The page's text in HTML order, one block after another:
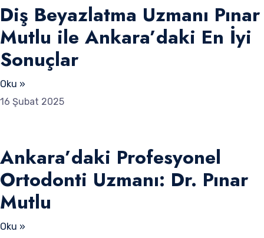
Diş Beyazlatma Uzmanı Pınar
Mutlu ile Ankara’daki En İyi
Sonuçlar
Oku »
16 Şubat 2025
Ankara’daki Profesyonel
Ortodonti Uzmanı: Dr. Pınar
Mutlu
Oku »